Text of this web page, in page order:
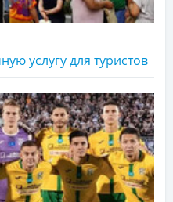
услугу для туристов